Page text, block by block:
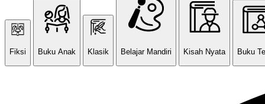
Fiksi Buku Anak Klasik Belajar Mandiri Kisah Nyata Buku